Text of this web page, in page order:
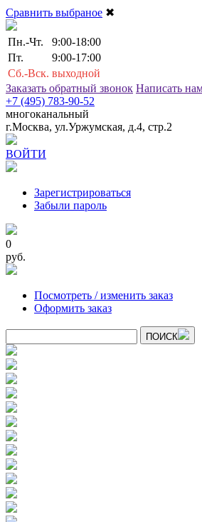
Сравнить выбраное ✖
Пн.-Чт.
9:00-18:00
Пт.
9:00-17:00
Сб.-Вск. выходной
Заказать обратный звонок Написать
+7 (495) 783-90-52
многоканальный
г.Москва, ул.Уржумская, д.4, стр.2
ВОЙТИ
Зарегистрироваться
Забыли пароль
0
руб.
Посмотреть / изменить заказ
Оформить заказ
ПОИСК